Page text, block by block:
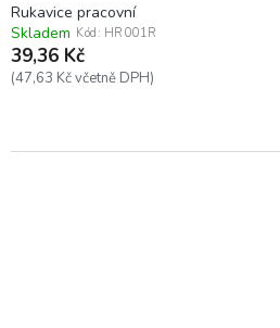
Rukavice pracovní
Skladem Kód: HR001R
39,36 Kč
(47,63 Kč včetně DPH)